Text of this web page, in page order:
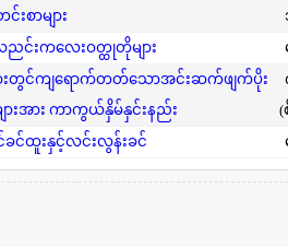
စာများ
ညင်းကလေးဝတ္ထုတိုများ
းတွင်ကျရောက်တတ်သောအင်းဆက်ဖျက်ပိုး
များအား ကာကွယ်နှိမ်နှင်းနည်း
(
င်ခင်ထူးနှင့်လင်းလွန်းခင်